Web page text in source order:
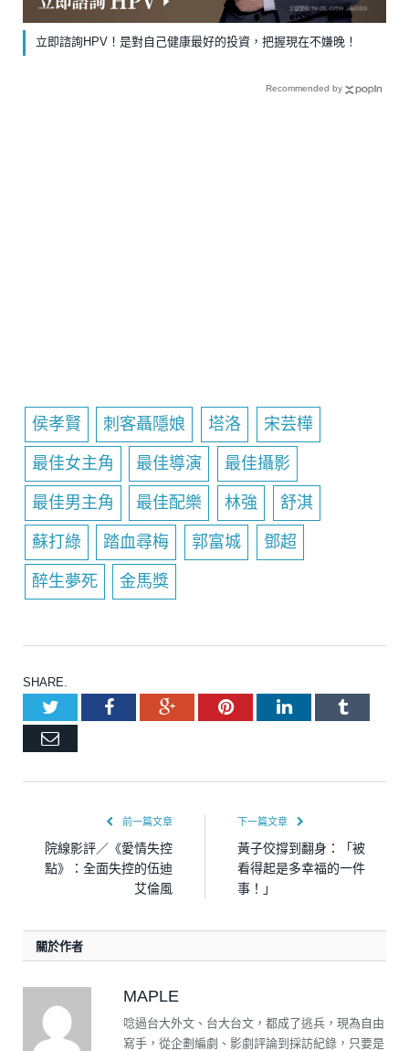
立即諮詢HPV！是對自己健康最好的投資，把握現在不嫌晚！
Recommended by
侯孝賢 刺客聶隱娘 塔洛 宋芸樺
最佳女主角 最佳導演 最佳攝影
最佳男主角 最佳配樂 林強 舒淇
蘇打綠 踏血尋梅 郭富城 鄧超
醉生夢死 金馬獎
SHARE.
TwitterFacebookGoogle+PinterestLinkedInTumblr
Email
前一篇文章
院線影評／《愛情失控
點》：全面失控的伍迪
艾倫風
下一篇文章
黃子佼撐到翻身：「被
看得起是多幸福的一件
事！」
關於作者
MAPLE
唸過台大外文、台大台文，都成了逃兵，現為自由
寫手，從企劃編劇、影劇評論到採訪紀錄，只要是